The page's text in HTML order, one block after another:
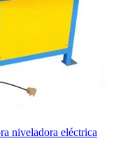
niveladora eléctrica